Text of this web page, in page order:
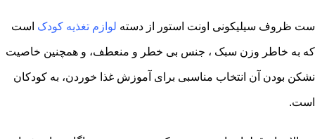
ست ظروف سیلیکونی اونت استور از دسته لوازم تغذیه کودک است
که به خاطر وزن سبک ، جنس بی خطر و منعطف، و همچنین خاصیت
نشکن بودن آن انتخاب مناسبی برای آموزش غذا خوردن، به کودکان
است.